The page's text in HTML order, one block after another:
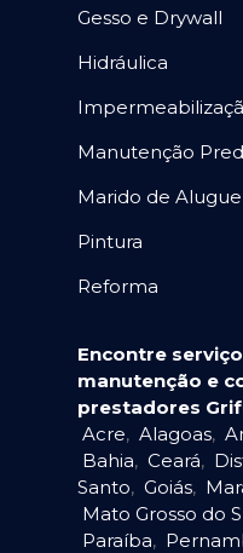
Gesso e Drywall
Hidráulica
Manutenção
Marido de
Pintura
Reforma
Encontre
manutenção e
prestadores
Acre, Alagoas,
Bahia, Ceará,
Santo, Goiás,
Mato Grosso do
Paraíba,